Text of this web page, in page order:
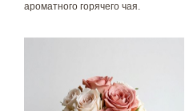
ароматного горячего чая.